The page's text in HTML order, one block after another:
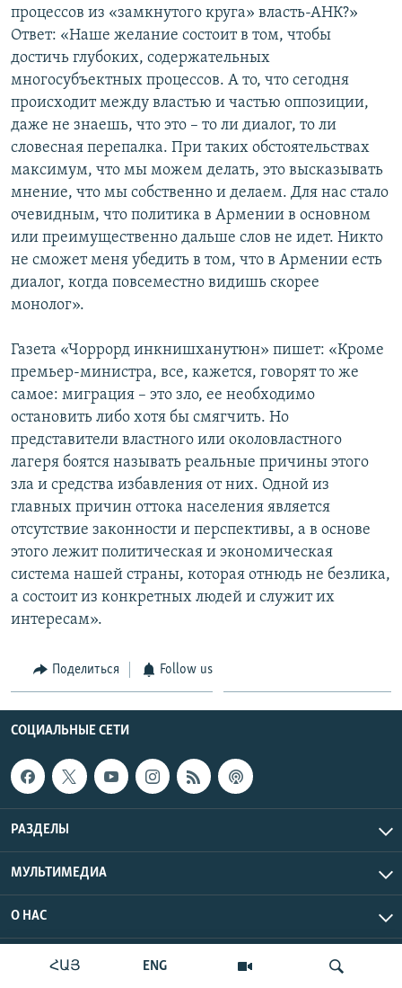
ՀԱՅ ENG
процессов из «замкнутого круга» власть-АНК?»
Ответ: «Наше желание состоит в том, чтобы
достичь глубоких, содержательных
многосубъектных процессов. А то, что сегодня
происходит между властью и частью оппозиции,
даже не знаешь, что это – то ли диалог, то ли
словесная перепалка. При таких обстоятельствах
максимум, что мы можем делать, это высказывать
мнение, что мы собственно и делаем. Для нас стало
очевидным, что политика в Армении в основном
или преимущественно дальше слов не идет. Никто
не сможет меня убедить в том, что в Армении есть
диалог, когда повсеместно видишь скорее
монолог».
Газета «Чоррорд инкнишханутюн» пишет: «Кроме
премьер-министра, все, кажется, говорят то же
самое: миграция – это зло, ее необходимо
остановить либо хотя бы смягчить. Но
представители властного или околовластного
лагеря боятся называть реальные причины этого
зла и средства избавления от них. Одной из
главных причин оттока населения является
отсутствие законности и перспективы, а в основе
этого лежит политическая и экономическая
система нашей страны, которая отнюдь не безлика,
а состоит из конкретных людей и служит их
интересам».
Поделиться Follow us
СОЦИАЛЬНЫЕ СЕТИ
РАЗДЕЛЫ
МУЛЬТИМЕДИА
О НАС
Радио Азатутюн © 2026 RFE/RL, Inc. Все права защищены.